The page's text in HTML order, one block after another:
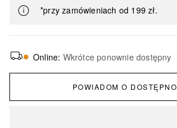
*przy zamówieniach od 199 zł.
Online: Wkrótce ponownie dostępny
POWIADOM O